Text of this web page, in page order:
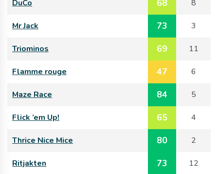
DuCo 68 8
Mr Jack 73 3
Triominos 69 11
Flamme rouge 47 6
Maze Race 84 5
Flick ’em Up! 65 4
Thrice Nice Mice 80 2
Ritjakten 73 12